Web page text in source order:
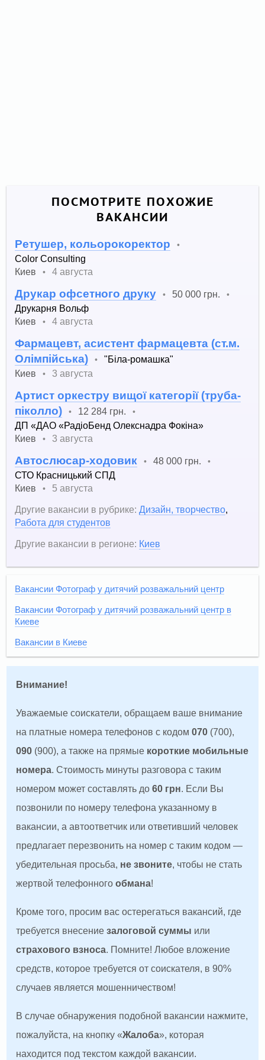
ПОСМОТРИТЕ ПОХОЖИЕ
ВАКАНСИИ
Ретушер, кольорокоректор •
Color Consulting
Киев
• 4 августа
Друкар офсетного друку • 50 000 грн. •
Друкарня Вольф
Киев
• 4 августа
Фармацевт, асистент фармацевта (ст.м.
Олімпійська)
•
"Біла-ромашка"
Киев
• 3 августа
Артист оркестру вищої категорії (труба-
піколло)
• 12 284 грн. •
ДП «ДАО «РадіоБенд Олекснадра Фокіна»
Киев
• 3 августа
Автослюсар-ходовик • 48 000 грн. •
СТО Красницький СПД
Киев
•
5 августа
Другие вакансии в рубрике: Дизайн, творчество,
Работа для студентов
Другие вакансии в регионе: Киев
Вакансии Фотограф у дитячий розважальний центр
Вакансии Фотограф у дитячий розважальний центр в
Киеве
Вакансии в Киеве
Внимание!
Уважаемые соискатели, обращаем ваше внимание
на платные номера телефонов с кодом070 (700),
090 (900), а также на прямые короткие мобильные
номера. Стоимость минуты разговора с таким
номером может составлять до60 грн. Если Вы
позвонили по номеру телефона указанному в
вакансии, а автоответчик или ответивший человек
предлагает перезвонить на номер с таким кодом —
убедительная просьба, не звоните, чтобы не стать
жертвой телефонногообмана!
Кроме того, просим вас остерегаться вакансий, где
требуется внесениезалоговой суммы или
страхового взноса. Помните! Любое вложение
средств, которое требуется от соискателя, в 90%
случаев является мошенничеством!
В случае обнаружения подобной вакансии нажмите,
пожалуйста, на кнопку «Жалоба», которая
находится под текстом каждой вакансии.